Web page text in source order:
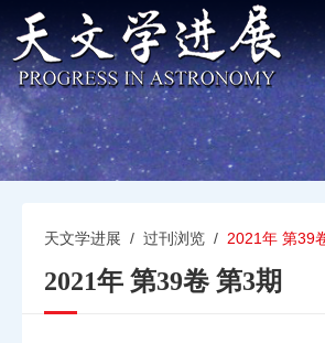
天文学进展 / 过刊浏览 / 2021年 第39
2021年 第39卷 第3期